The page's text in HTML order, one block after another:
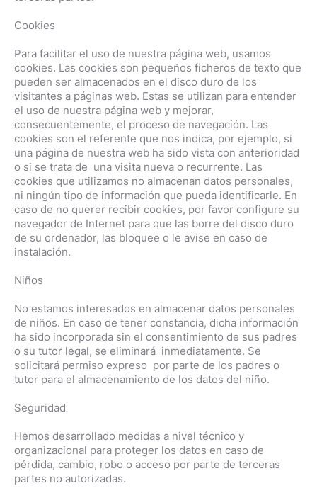
Cookies
Para facilitar el uso de nuestra página web, usamos
cookies. Las cookies son pequeños ficheros de texto que
pueden ser almacenados en el disco duro de los
visitantes a páginas web. Estas se utilizan para entender
el uso de nuestra página web y mejorar,
consecuentemente, el proceso de navegación. Las
cookies son el referente que nos indica, por ejemplo, si
una página de nuestra web ha sido vista con anterioridad
o si se trata de una visita nueva o recurrente. Las
cookies que utilizamos no almacenan datos personales,
ni ningún tipo de información que pueda identificarle. En
caso de no querer recibir cookies, por favor configure su
navegador de Internet para que las borre del disco duro
de su ordenador, las bloquee o le avise en caso de
instalación.
Niños
No estamos interesados en almacenar datos personales
de niños. En caso de tener constancia, dicha información
ha sido incorporada sin el consentimiento de sus padres
o su tutor legal, se eliminará inmediatamente. Se
solicitará permiso expreso por parte de los padres o
tutor para el almacenamiento de los datos del niño.
Seguridad
Hemos desarrollado medidas a nivel técnico y
organizacional para proteger los datos en caso de
pérdida, cambio, robo o acceso por parte de terceras
partes no autorizadas.